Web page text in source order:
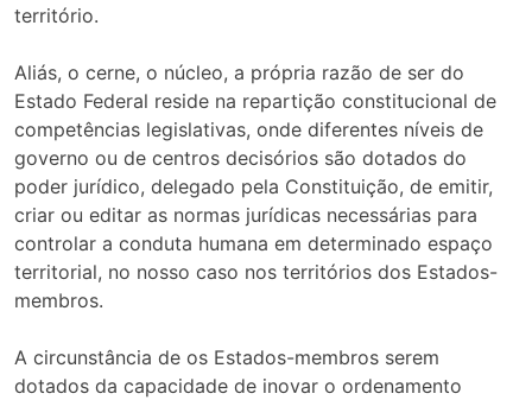
território.
Aliás, o cerne, o núcleo, a própria razão de ser do
Estado Federal reside na repartição constitucional de
competências legislativas, onde diferentes níveis de
governo ou de centros decisórios são dotados do
poder jurídico, delegado pela Constituição, de emitir,
criar ou editar as normas jurídicas necessárias para
controlar a conduta humana em determinado espaço
territorial, no nosso caso nos territórios dos Estados-
membros.
A circunstância de os Estados-membros serem
dotados da capacidade de inovar o ordenamento